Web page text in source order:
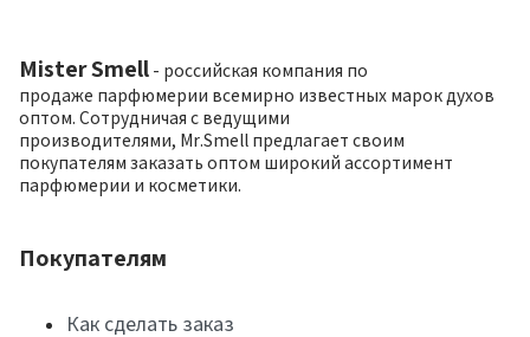
Mister Smell - российская компания по
продаже парфюмерии всемирно известных марок духов
оптом. Сотрудничая с ведущими
производителями, Mr.Smell предлагает своим
покупателям заказать оптом широкий ассортимент
парфюмерии и косметики.
Покупателям
Как сделать заказ